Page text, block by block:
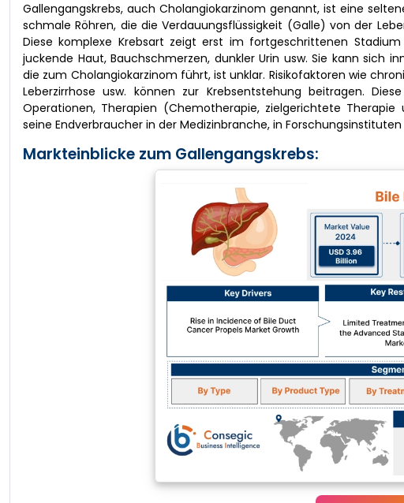
Gallengangskrebs, auch Cholangiokarzinom genannt, ist eine
schmale Röhren, die die Verdauungsflüssigkeit (Galle) von der
Diese komplexe Krebsart zeigt erst im fortgeschrittenen
juckende Haut, Bauchschmerzen, dunkler Urin usw. Sie kann sich
die zum Cholangiokarzinom führt, ist unklar. Risikofaktoren wie
Leberzirrhose usw. können zur Krebsentstehung beitragen.
Operationen, Therapien (Chemotherapie, zielgerichtete
seine Endverbraucher in der Medizinbranche, in Forschungsinstituten
Markteinblicke zum Gallengangskrebs: